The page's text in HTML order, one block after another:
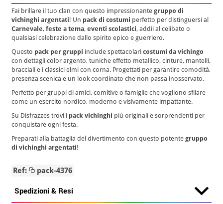
Fai brillare il tuo clan con questo impressionantegruppo di
vichinghi argentati! Un pack di costumi perfetto per distinguersi al
Carnevale,feste a tema,eventi scolastici, addii al celibato o
qualsiasi celebrazione dallo spirito epico e guerriero.
Questo pack per gruppi include spettacolaricostumi da vichingo
con dettagli color argento, tuniche effetto metallico, cinture, mantelli,
bracciali e i classici elmi con corna. Progettati per garantire comodità,
presenza scenica e un look coordinato che non passa inosservato.
Perfetto per gruppi di amici, comitive o famiglie che vogliono sfilare
come un esercito nordico, moderno e visivamente impattante.
Su Disfrazzes trovi i pack vichinghi più originali e sorprendenti per
conquistare ogni festa.
Preparati alla battaglia del divertimento con questo potentegruppo
di vichinghi argentati!
Ref: pack-4376
Spedizioni & Resi